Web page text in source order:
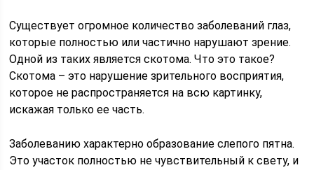
Существует огромное количество заболеваний глаз,
которые полностью или частично нарушают зрение.
Одной из таких является скотома. Что это такое?
Скотома – это нарушение зрительного восприятия,
которое не распространяется на всю картинку,
искажая только ее часть.
Заболеванию характерно образование слепого пятна.
Это участок полностью не чувствительный к свету, и